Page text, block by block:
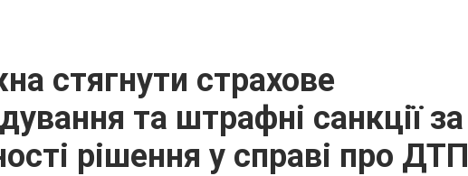
стягнути страхове
та штрафні санкції за
рішення у справі про ДТП